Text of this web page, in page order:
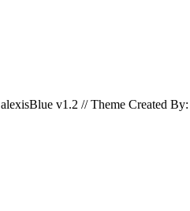
alexisBlue v1.2 // Theme Created By: